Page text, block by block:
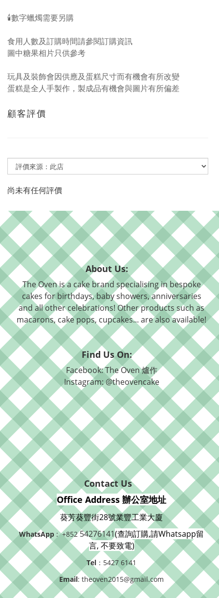
🕯️數字蠟燭需要另購
食用人數及訂購時間請參閱訂購資訊
圖中糖果相片只供參考
玩具及裝飾會因供應及蛋糕尺寸而有機會有所改變
蛋糕是全人手製作，製成品有機會與圖片有所偏差
顧客評價
尚未有任何評價
About Us:
The Oven is a cake brand specialising in bespoke
cakes for birthdays, baby showers, anniversaries
and all other celebrations! Other products such as
macarons, cake pops, cupcakes... are also available!
Find Us On:
Facebook: The Oven 爐作
Instagram: @theovencake
Contact Us
Office Address 辦公室地址
葵芳葵豐街28號業豐工業大廈
WhatsApp : +85254276141(查詢訂購,請Whatsapp留
言, 不要致電)
Tel ：5427 6141
Email: theoven2015@gmail.com